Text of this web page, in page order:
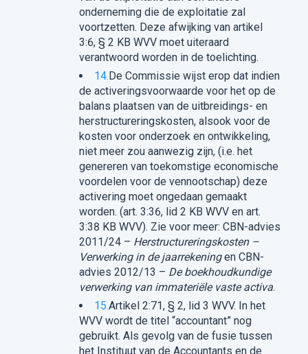
onderneming die de exploitatie zal
voortzetten. Deze afwijking van artikel
3:6, § 2 KB WVV moet uiteraard
verantwoord worden in de toelichting.
14.De Commissie wijst erop dat indien
de activeringsvoorwaarde voor het op de
balans plaatsen van de uitbreidings- en
herstructureringskosten, alsook voor de
kosten voor onderzoek en ontwikkeling,
niet meer zou aanwezig zijn, (i.e. het
genereren van toekomstige economische
voordelen voor de vennootschap) deze
activering moet ongedaan gemaakt
worden. (art. 3:36, lid 2 KB WVV en art.
3:38 KB WVV). Zie voor meer: CBN-advies
2011/24 – Herstructureringskosten –
Verwerking in de jaarrekening en CBN-
advies 2012/13 – De boekhoudkundige
verwerking van immateriële vaste activa.
15.Artikel 2:71, § 2, lid 3 WVV. In het
WVV wordt de titel “accountant” nog
gebruikt. Als gevolg van de fusie tussen
het Instituut van de Accountants en de